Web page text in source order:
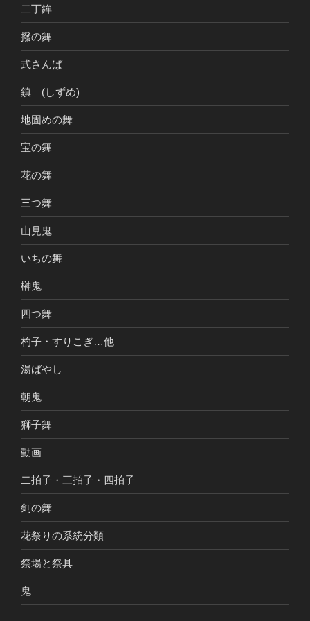
二丁鉾
撥の舞
式さんば
鎮 (しずめ)
地固めの舞
宝の舞
花の舞
三つ舞
山見鬼
いちの舞
榊鬼
四つ舞
杓子・すりこぎ…他
湯ばやし
朝鬼
獅子舞
動画
二拍子・三拍子・四拍子
剣の舞
花祭りの系統分類
祭場と祭具
鬼